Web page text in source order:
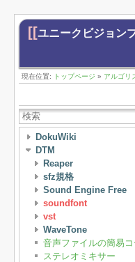
[[ユニークビジョン
現在位置: トップページ » アルゴリ
DokuWiki
DTM
Reaper
sfz規格
Sound Engine Free
soundfont
vst
WaveTone
音声ファイルの簡易
ステレオミキサー